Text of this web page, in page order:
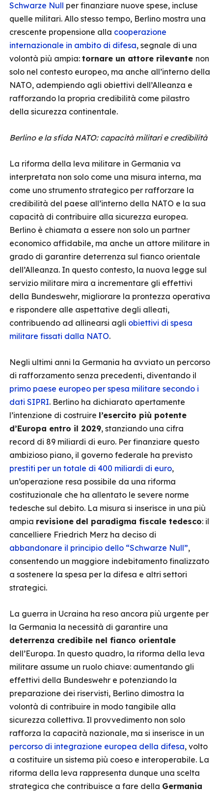
Schwarze Null per finanziare nuove spese, incluse
quelle militari. Allo stesso tempo, Berlino mostra una
crescente propensione alla cooperazione
internazionale in ambito di difesa, segnale di una
volontà più ampia: tornare un attore rilevante non
solo nel contesto europeo, ma anche all’interno della
NATO, adempiendo agli obiettivi dell’Alleanza e
rafforzando la propria credibilità come pilastro
della sicurezza continentale.
Berlino e la sfida NATO: capacità militari e credibilità
La riforma della leva militare in Germania va
interpretata non solo come una misura interna, ma
come uno strumento strategico per rafforzare la
credibilità del paese all’interno della NATO e la sua
capacità di contribuire alla sicurezza europea.
Berlino è chiamata a essere non solo un partner
economico affidabile, ma anche un attore militare in
grado di garantire deterrenza sul fianco orientale
dell’Alleanza. In questo contesto, la nuova legge sul
servizio militare mira a incrementare gli effettivi
della Bundeswehr, migliorare la prontezza operativa
e rispondere alle aspettative degli alleati,
contribuendo ad allinearsi agli obiettivi di spesa
militare fissati dalla NATO.
Negli ultimi anni la Germania ha avviato un percorso
di rafforzamento senza precedenti, diventando il
primo paese europeo per spesa militare secondo i
dati SIPRI. Berlino ha dichiarato apertamente
l’intenzione di costruire l’esercito più potente
d’Europa entro il 2029, stanziando una cifra
record di 89 miliardi di euro. Per finanziare questo
ambizioso piano, il governo federale ha previsto
prestiti per un totale di 400 miliardi di euro,
un’operazione resa possibile da una riforma
costituzionale che ha allentato le severe norme
tedesche sul debito. La misura si inserisce in una più
ampia revisione del paradigma fiscale tedesco: il
cancelliere Friedrich Merz ha deciso di
abbandonare il principio dello “Schwarze Null”,
consentendo un maggiore indebitamento finalizzato
a sostenere la spesa per la difesa e altri settori
strategici.
La guerra in Ucraina ha reso ancora più urgente per
la Germania la necessità di garantire una
deterrenza credibile nel fianco orientale
dell’Europa. In questo quadro, la riforma della leva
militare assume un ruolo chiave: aumentando gli
effettivi della Bundeswehr e potenziando la
preparazione dei riservisti, Berlino dimostra la
volontà di contribuire in modo tangibile alla
sicurezza collettiva. Il provvedimento non solo
rafforza la capacità nazionale, ma si inserisce in un
percorso di integrazione europea della difesa, volto
a costituire un sistema più coeso e interoperabile. La
riforma della leva rappresenta dunque una scelta
strategica che contribuisce a fare della Germania